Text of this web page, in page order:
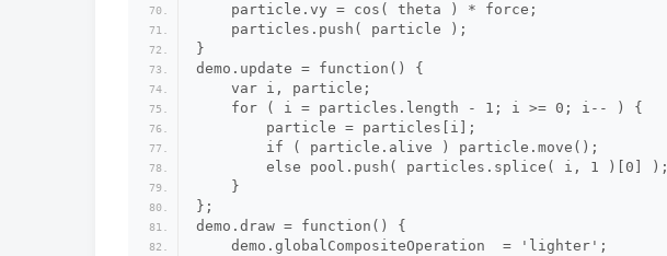
    particle.vy = cos( theta ) * force;
    particles.push( particle );
}
demo.update = function() {
    var i, particle;
    for ( i = particles.length - 1; i >= 0; i-- ) {
        particle = particles[i];
        if ( particle.alive ) particle.move();
        else pool.push( particles.splice( i, 1 )[0] );
    }
};
demo.draw = function() {
    demo.globalCompositeOperation  = 'lighter';